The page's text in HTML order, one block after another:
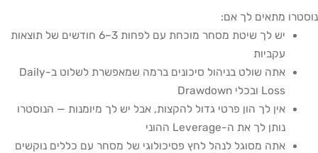
נוסטרו מתאים לך אם:
יש לך שיטת מסחר מוכחת עם לפחות 3–6 חודשים של תוצאות
עקביות
אתה שולט בניהול סיכונים ברמה שמאפשרת לשלוט ב-Daily
Loss ובכלי Drawdown
אין לך הון פרטי גדול להקצות, אבל יש לך מיומנות — הנוסטרו
נותן לך את ה-Leverage ההוני
אתה מסוגל לנהל לחץ פסיכולוגי של מסחר עם כללים נוקשים